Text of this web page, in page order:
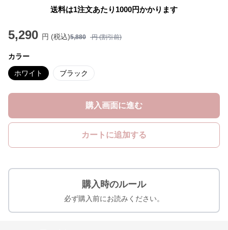
送料は1注文あたり 1000円かかります
5,290 円 (税込)5,880 円 (割引前)
カラー
ホワイト ブラック
購入画面に進む
カートに追加する
購入時のルール
必ず購入前にお読みください。